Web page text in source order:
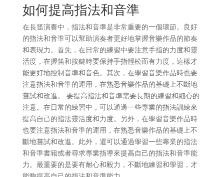
如何提高指法和音準
在長笛演奏中，指法和音準是非常重要的一個環節。良好
的指法和音準可以幫助演奏者更好地掌握音樂作品的節奏
和表現力。首先，在日常的練習中要注意手指的力度和靈
活度，在握笛和按鍵時要保持手指輕松而有力度，這樣才
能更好地控制音準和音色。其次，在學習音樂作品時也要
注意指法和音準的運用，在熟悉音樂作品的基礎上不斷地
嘗試和改進。 要提高指法和音準需要長期的練習和細心的
注意。在日常的練習中，可以通過一些專業的指法訓練來
提高自己的指法靈活度和力度。另外，在學習音樂作品時
也要注意指法和音準的運用，在熟悉音樂作品的基礎上不
斷地嘗試和改進。此外，還可以通過學習一些專業的指法
和音準書籍或者尋求專業指導來提高自己的指法和音準能
力。最重要的是要有耐心和毅力，不斷地練習和學習，才